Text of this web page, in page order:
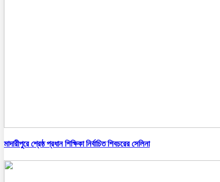
মাদারীপুরে শ্রেষ্ঠ প্রধান শিক্ষিকা নির্বাচিত শিবচরের সেলিনা